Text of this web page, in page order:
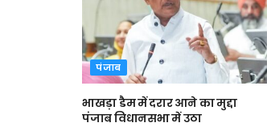
पंजाब
भाखड़ा डैम में दरार आने का मुद्दा
पंजाब विधानसभा में उठा